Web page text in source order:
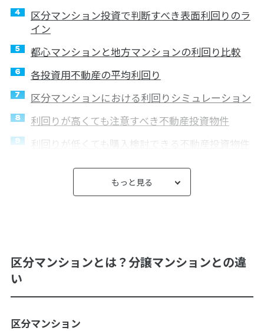
区分マンション投資で判断すべき表面利回りのラ
イン
都心マンションと地方マンションの利回り比較
各投資用不動産の平均利回り
区分マンションにおける利回りシミュレーション
利回りが高くても注意すべき不動産投資物件
利回りが低くても購入検討できる不動産投資物件
ファミリータイプのオーナーチェンジ物件は売り
もっと見る
区分マンションとは？分譲マンションとの違
い
区分マンション